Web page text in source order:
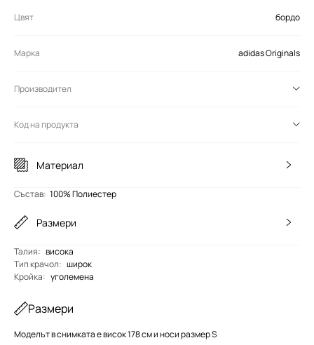
Цвят бордо
Марка adidas Originals
Производител
Код на продукта
Материал
Състав: 100% Полиестер
Размери
Талия: висока
Тип крачол: широк
Кройка: уголемена
Размери
Моделът в снимката е висок 178 см и носи размер S